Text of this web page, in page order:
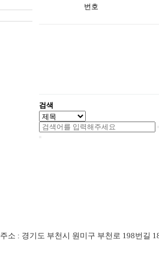
번호
검색
주소 : 경기도 부천시 원미구 부천로 198번